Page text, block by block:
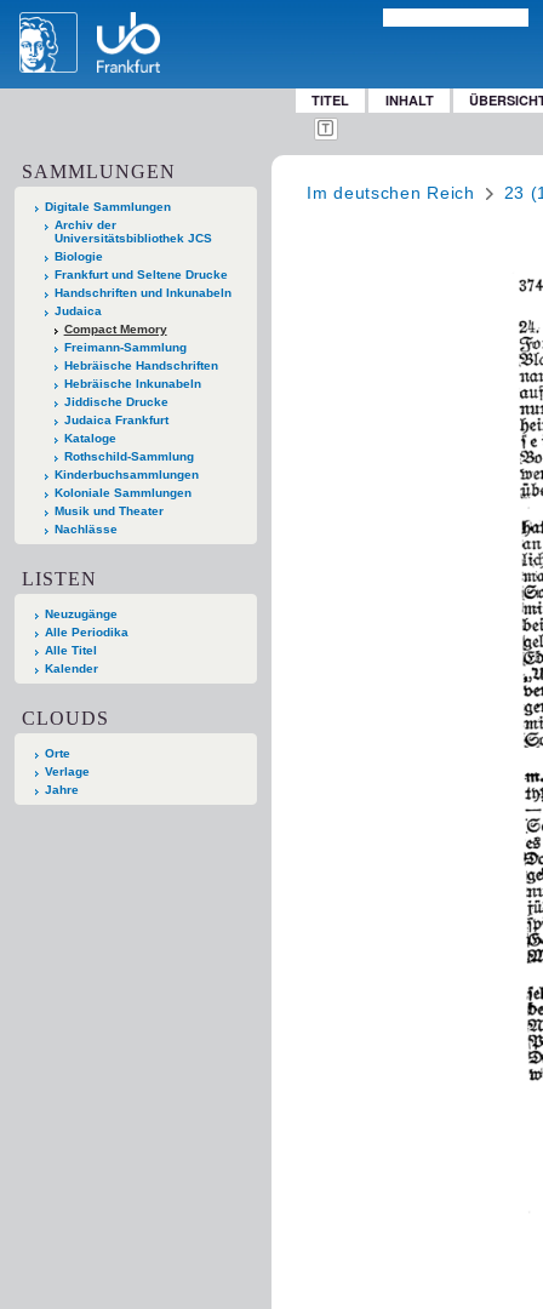
TITEL INHALT
SAMMLUNGEN
Digitale Sammlungen
Archiv der
Universitätsbibliothek JCS
Biologie
Frankfurt und Seltene Drucke
Handschriften und Inkunabeln
Judaica
Compact Memory
Freimann-Sammlung
Hebräische Handschriften
Hebräische Inkunabeln
Jiddische Drucke
Judaica Frankfurt
Kataloge
Rothschild-Sammlung
Kinderbuchsammlungen
Koloniale Sammlungen
Musik und Theater
Nachlässe
LISTEN
Neuzugänge
Alle Periodika
Alle Titel
Kalender
CLOUDS
Orte
Verlage
Jahre
Im deutschen Reich 23